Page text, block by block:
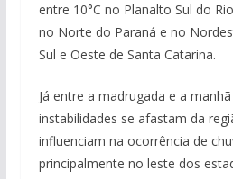
entre 10°C no Planalto Sul do
no Norte do Paraná e no
Sul e Oeste de Santa Catarina.
Já entre a madrugada e a
instabilidades se afastam da
influenciam na ocorrência de
principalmente no leste dos